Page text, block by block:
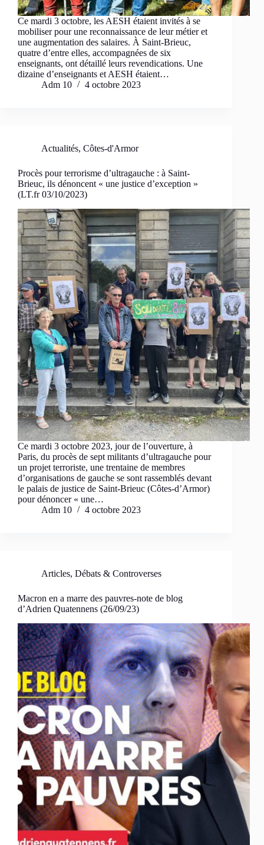
Ce mardi 3 octobre, les AESH étaient invités à se
mobiliser pour une reconnaissance de leur métier et
une augmentation des salaires. À Saint-Brieuc,
quatre d’entre elles, accompagnées de six
enseignants, ont détaillé leurs revendications. Une
dizaine d’enseignants et AESH étaient…
Adm 10
4 octobre 2023
Actualités, Côtes-d'Armor
Procès pour terrorisme d’ultragauche : à Saint-
Brieuc, ils dénoncent « une justice d’exception »
(LT.fr 03/10/2023)
Ce mardi 3 octobre 2023, jour de l’ouverture, à
Paris, du procès de sept militants d’ultragauche pour
un projet terroriste, une trentaine de membres
d’organisations de gauche se sont rassemblés devant
le palais de justice de Saint-Brieuc (Côtes-d’Armor)
pour dénoncer « une…
Adm 10
4 octobre 2023
Articles, Débats & Controverses
Macron en a marre des pauvres-note de blog
d’Adrien Quatennens (26/09/23)